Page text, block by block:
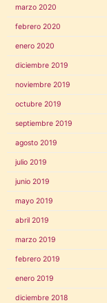
marzo 2020
febrero 2020
enero 2020
diciembre 2019
noviembre 2019
octubre 2019
septiembre 2019
agosto 2019
julio 2019
junio 2019
mayo 2019
abril 2019
marzo 2019
febrero 2019
enero 2019
diciembre 2018